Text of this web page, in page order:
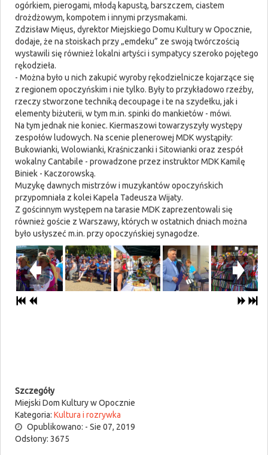
ogórkiem, pierogami, młodą kapustą, barszczem, ciastem
drożdżowym, kompotem i innymi przysmakami.
Zdzisław Mięus, dyrektor Miejskiego Domu Kultury w Opocznie,
dodaje, że na stoiskach przy „emdeku” ze swoją twórczością
wystawili się również lokalni artyści i sympatycy szeroko pojętego
rękodzieła.
- Można było u nich zakupić wyroby rękodzielnicze kojarzące się
z regionem opoczyńskim i nie tylko. Były to przykładowo rzeźby,
rzeczy stworzone techniką decoupage i te na szydełku, jak i
elementy biżuterii, w tym m.in. spinki do mankietów - mówi.
Na tym jednak nie koniec. Kiermaszowi towarzyszyły występy
zespołów ludowych. Na scenie plenerowej MDK wystąpiły:
Bukowianki, Wolowianki, Kraśniczanki i Sitowianki oraz zespół
wokalny Cantabile - prowadzone przez instruktor MDK Kamilę
Biniek - Kaczorowską.
Muzykę dawnych mistrzów i muzykantów opoczyńskich
przypomniała z kolei Kapela Tadeusza Wijaty.
Z gościnnym występem na tarasie MDK zaprezentowali się
również goście z Warszawy, których w ostatnich dniach można
było usłyszeć m.in. przy opoczyńskiej synagodze.
Szczegóły
Miejski Dom Kultury w Opocznie
Kategoria: Kultura i rozrywka
Opublikowano: - Sie 07, 2019
Odsłony: 3675